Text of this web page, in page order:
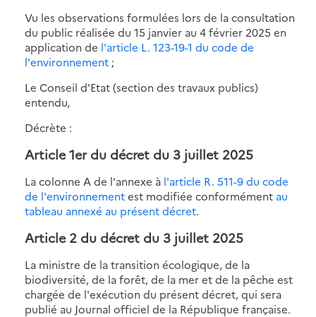
Vu les observations formulées lors de la consultation
du public réalisée du 15 janvier au 4 février 2025 en
application de l'article L. 123-19-1 du code de
l'environnement ;
Le Conseil d'Etat (section des travaux publics)
entendu,
Décrète :
Article 1er du décret du 3 juillet 2025
La colonne A de l'annexe à l'article R. 511-9 du code
de l'environnementest modifiée conformément au
tableau annexé au présent décret.
Article 2 du décret du 3 juillet 2025
La ministre de la transition écologique, de la
biodiversité, de la forêt, de la mer et de la pêche est
chargée de l'exécution du présent décret, qui sera
publié au Journal officiel de la République française.